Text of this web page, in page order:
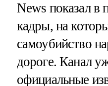
News показал в
кадры, на
самоубийство
дороге. Канал
официальные